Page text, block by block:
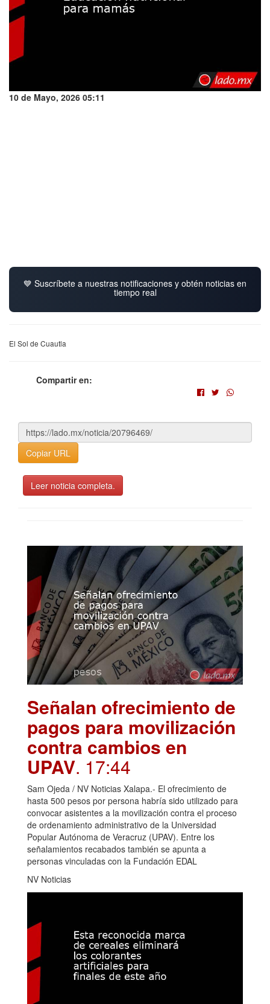
10 de Mayo, 2026 05:11
💙 Suscríbete a nuestras notificaciones y obtén noticias en
tiempo real
El Sol de Cuautla
Compartir en:
Copiar URL
Leer noticia completa.
Señalan ofrecimiento de
pagos para movilización
contra cambios en
UPAV. 17:44
Sam Ojeda / NV Noticias Xalapa.- El ofrecimiento de
hasta 500 pesos por persona habría sido utilizado para
convocar asistentes a la movilización contra el proceso
de ordenamiento administrativo de la Universidad
Popular Autónoma de Veracruz (UPAV). Entre los
señalamientos recabados también se apunta a
personas vinculadas con la Fundación EDAL
NV Noticias